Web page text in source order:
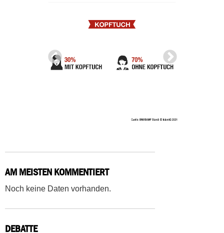
AM MEISTEN KOMMENTIERT
Noch keine Daten vorhanden.
DEBATTE